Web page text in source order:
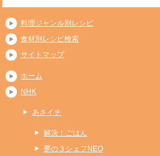
料理ジャンル別レシピ
食材別レシピ検索
サイトマップ
ホーム
NHK
あさイチ
解決！ごはん
夢の３シェフNEO